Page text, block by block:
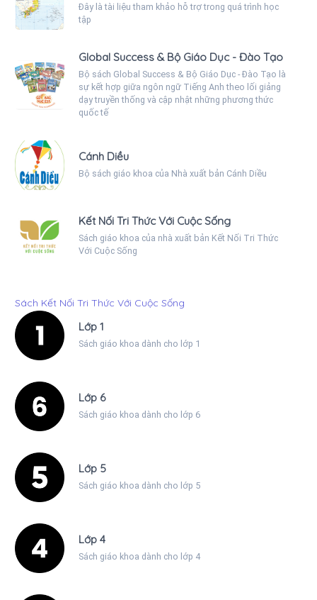
Đây là tài liệu tham khảo hỗ trợ trong quá trình học
tập
Global Success & Bộ Giáo Dục - Đào Tạo
Bộ sách Global Success & Bộ Giáo Dục - Đào Tạo là
sự kết hợp giữa ngôn ngữ Tiếng Anh theo lối giảng
dạy truyền thống và cập nhật những phương thức
quốc tế
Cánh Diều
Bộ sách giáo khoa của Nhà xuất bản Cánh Diều
Kết Nối Tri Thức Với Cuộc Sống
Sách giáo khoa của nhà xuất bản Kết Nối Tri Thức
Với Cuộc Sống
Sách Kết Nối Tri Thức Với Cuộc Sống
Lớp 1
Sách giáo khoa dành cho lớp 1
Lớp 6
Sách giáo khoa dành cho lớp 6
Lớp 5
Sách giáo khoa dành cho lớp 5
Lớp 4
Sách giáo khoa dành cho lớp 4